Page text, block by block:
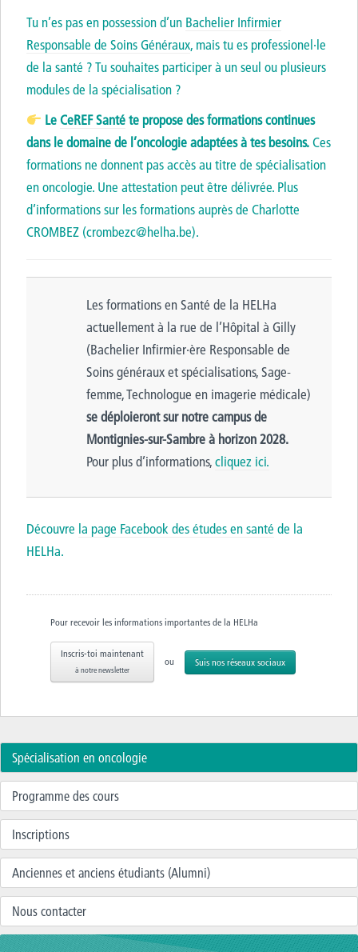
Tu n’es pas en possession d’un Bachelier Infirmier
Responsable de Soins Généraux, mais tu es professionel·le
de la santé ? Tu souhaites participer à un seul ou plusieurs
modules de la spécialisation ?
LeCeREF Santéte propose des formations continues
dans le domaine de l’oncologie adaptées à tes besoins.Ces
formations ne donnent pas accès au titre de spécialisation
en oncologie. Une attestation peut être délivrée. Plus
d’informations sur les formations auprès de Charlotte
CROMBEZ (crombezc@helha.be).
Les formations en Santé de la HELHa
actuellement à la rue de l’Hôpital à Gilly
(Bachelier Infirmier·ère Responsable de
Soins généraux et spécialisations, Sage-
femme, Technologue en imagerie médicale)
se déploieront sur notre campusde
Montignies-sur-Sambre à horizon 2028.
Pour plus d’informations,cliquez ici.
Découvre la page Facebook des études en santé de la
HELHa.
Pour recevoir les informations importantes de la HELHa
Inscris-toi maintenant
à notre newsletter
ou Suis nos réseaux sociaux
Spécialisation en oncologie
Programme des cours
Inscriptions
Anciennes et anciens étudiants (Alumni)
Nous contacter